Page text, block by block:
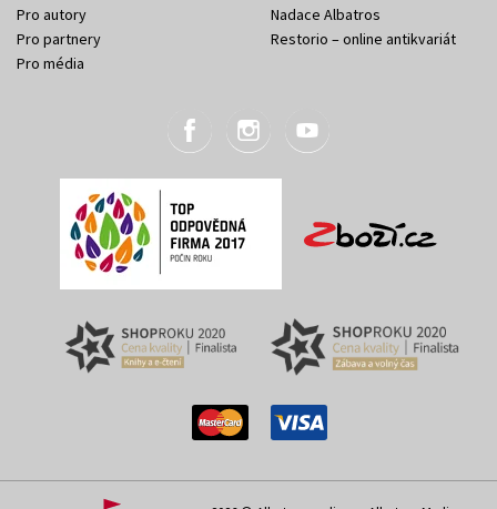
Pro autory
Pro partnery
Pro média
Nadace Albatros
Restorio – online antikvariát